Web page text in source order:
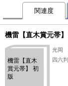
関連度
機雷【直木賞元帯
機雷【直木
賞元帯】 初
版
光岡
四六